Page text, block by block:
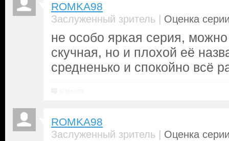
ROMKA98
Заслуженный зритель | Оценка
не особо яркая серия,
скучная, но и плохой её
средненько и спокойно всё
ROMKA98
Заслуженный зритель | Оценка